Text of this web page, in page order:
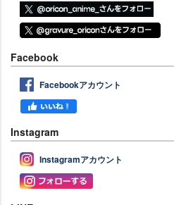
Facebook
Facebookアカウント
Instagram
Instagramアカウント